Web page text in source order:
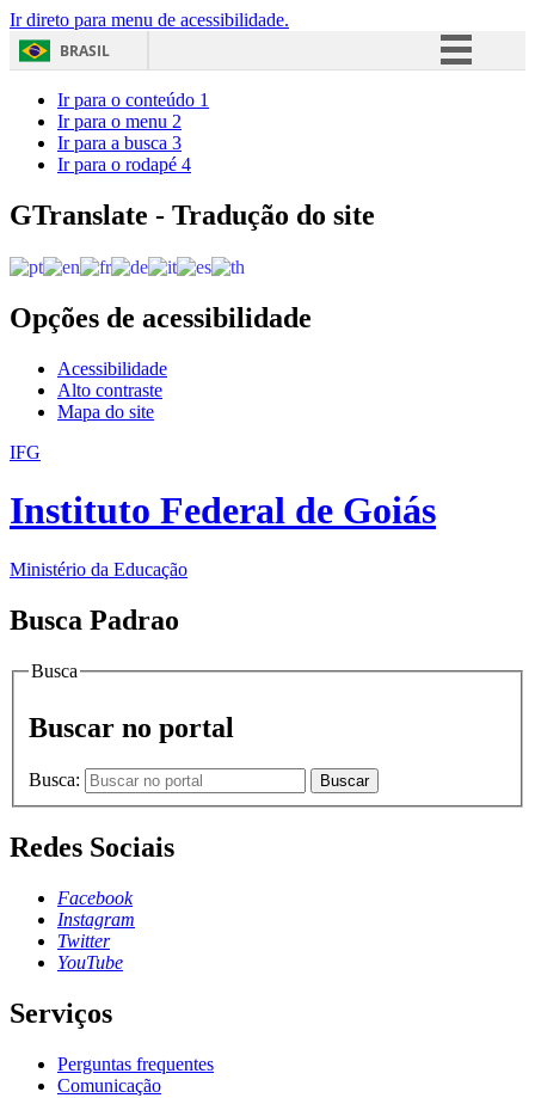
Ir direto para menu de acessibilidade.
BRASIL
Acesso à informação
Ir para o conteúdo 1
Ir para o menu 2
Ir para a busca 3
Ir para o rodapé 4
GTranslate - Tradução do site
Opções de acessibilidade
Acessibilidade
Alto contraste
Mapa do site
IFG
Instituto Federal de Goiás
Ministério da Educação
Busca Padrao
Busca
Buscar no portal
Busca: Buscar
Redes Sociais
Facebook
Instagram
Twitter
YouTube
Serviços
Perguntas frequentes
Comunicação